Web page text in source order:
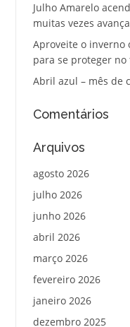
Julho Amarelo
muitas vezes
Aproveite o inverno
para se proteger no
Abril azul – mês de
Comentários
Arquivos
agosto 2026
julho 2026
junho 2026
abril 2026
março 2026
fevereiro 2026
janeiro 2026
dezembro 2025